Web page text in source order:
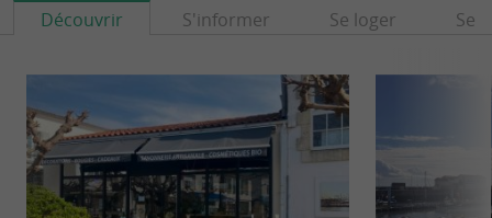
Découvrir S'informer Se loger Se